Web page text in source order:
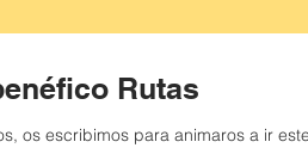
Rutas
os escribimos para animaros a ir